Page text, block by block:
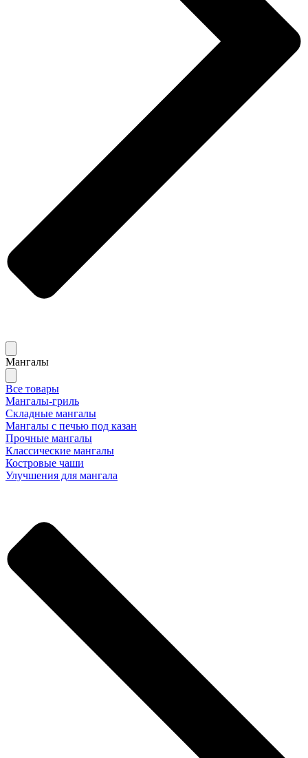
Мангалы
Все товары
Мангалы-гриль
Складные мангалы
Мангалы с печью под казан
Прочные мангалы
Классические мангалы
Костровые чаши
Улучшения для мангала